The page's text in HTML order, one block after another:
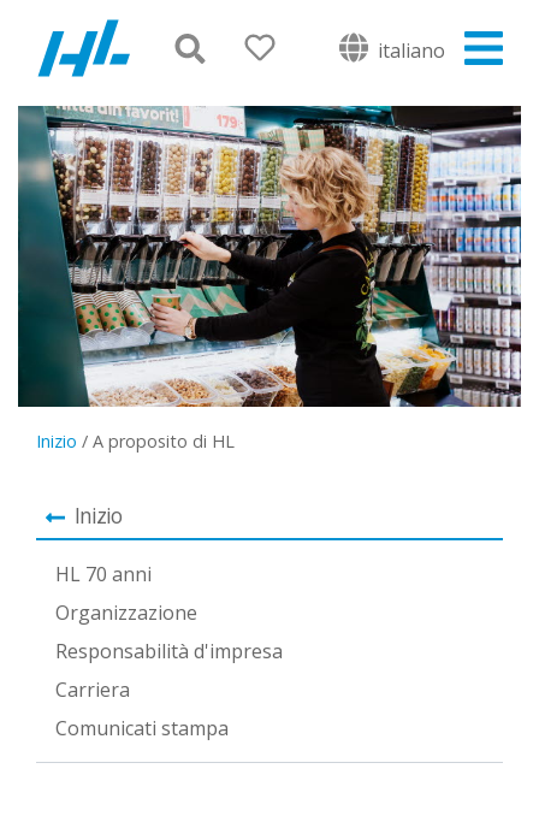
italiano
Inizio / A proposito di HL
Inizio
HL 70 anni
Organizzazione
Responsabilità d'impresa
Carriera
Comunicati stampa